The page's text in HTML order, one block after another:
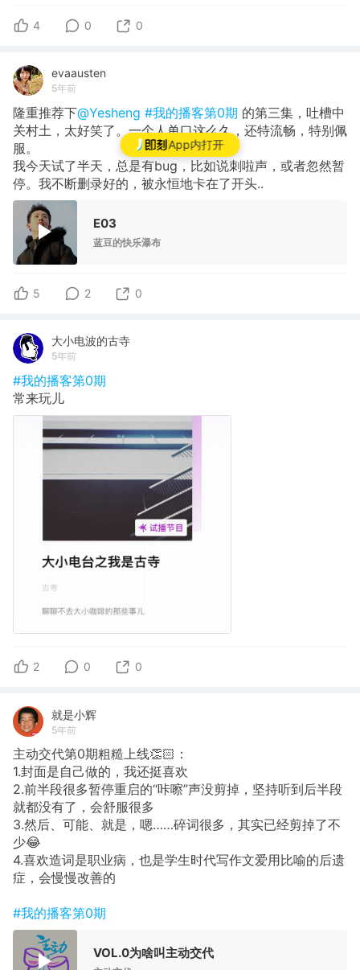
App内打开
4 0 0
evaausten
5年前
隆重推荐下@Yesheng #我的播客第0期 的第三集，吐槽中
关村土，太好笑了。一个人单口这么久，还特流畅，特别佩
服。
我今天试了半天，总是有bug，比如说刺啦声，或者忽然暂
停。我不断删录好的，被永恒地卡在了开头..
E03
蓝豆的快乐瀑布
5 2 0
大小电波的古寺
5年前
#我的播客第0期
常来玩儿
2 0 0
就是小辉
5年前
主动交代第0期粗糙上线👏🏻：
1.封面是自己做的，我还挺喜欢
2.前半段很多暂停重启的“咔嚓”声没剪掉，坚持听到后半段
就都没有了，会舒服很多
3.然后、可能、就是，嗯……碎词很多，其实已经剪掉了不
少😂
4.喜欢造词是职业病，也是学生时代写作文爱用比喻的后遗
症，会慢慢改善的
#我的播客第0期
VOL.0为啥叫主动交代